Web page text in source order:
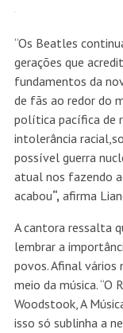
“Os Beatles
gerações que
fundamentos da
de fãs ao redor do
política pacífica de
intolerância
possível guerra
atual nos fazendo
acabou“, afirma
A cantora ressalta
lembrar a
povos. Afinal
meio da música. “O
Woodstook, A
isso só sublinha a